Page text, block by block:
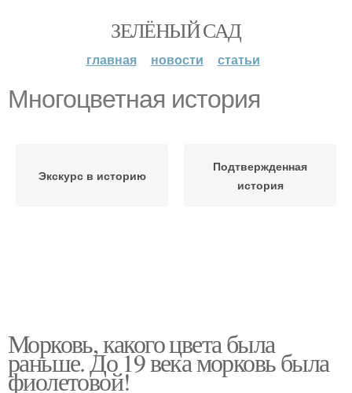
ЗЕЛЁНЫЙ САД
главная новости статьи
Многоцветная история
Экскурс в историю
Подтвержденная
история
Морковь, какого цвета была
раньше. До 19 века морковь была
фиолетовой!